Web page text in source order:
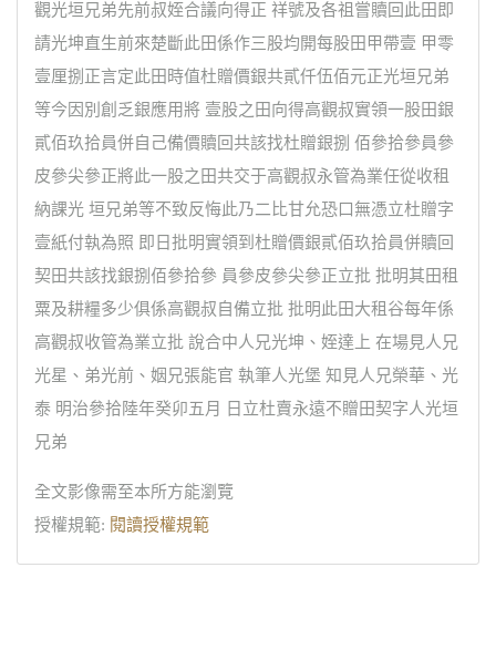
觀光垣兄弟先前叔姪合議向得正 祥號及各祖嘗贖回此田即
請光坤直生前來楚斷此田係作三股均開每股田甲帶壹 甲零
壹厘捌正言定此田時值杜贈價銀共貳仟伍佰元正光垣兄弟
等今因別創乏銀應用將 壹股之田向得高觀叔實領一股田銀
貳佰玖拾員併自己備價贖回共該找杜贈銀捌 佰參拾參員參
皮參尖參正將此一股之田共交于高觀叔永管為業任從收租
納課光 垣兄弟等不致反悔此乃二比甘允恐口無憑立杜贈字
壹紙付執為照 即日批明實領到杜贈價銀貳佰玖拾員併贖回
契田共該找銀捌佰參拾參 員參皮參尖參正立批 批明其田租
粟及耕糧多少俱係高觀叔自備立批 批明此田大租谷每年係
高觀叔收管為業立批 說合中人兄光坤、姪達上 在場見人兄
光星、弟光前、姻兄張能官 執筆人光堡 知見人兄榮華、光
泰 明治參拾陸年癸卯五月 日立杜賣永遠不贈田契字人光垣
兄弟
全文影像需至本所方能瀏覽
授權規範: 閱讀授權規範